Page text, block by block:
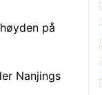
på
Nanjings